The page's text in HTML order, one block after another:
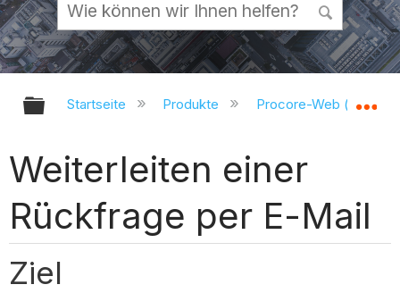
Globale Hierarchie auf- und
Startseite Produkte Procore-Web
Weiterleiten einer
Rückfrage per E-Mail
Ziel